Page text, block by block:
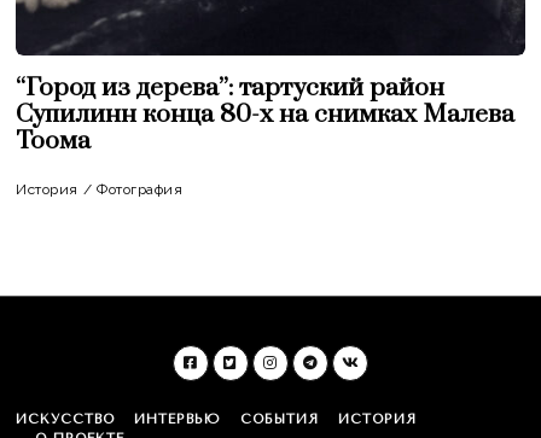
“Город из дерева”: тартуский район
Супилинн конца 80-х на снимках Малева
Тоома
История / Фотография
ИСКУССТВО ИНТЕРВЬЮ СОБЫТИЯ
ИСТОРИЯ